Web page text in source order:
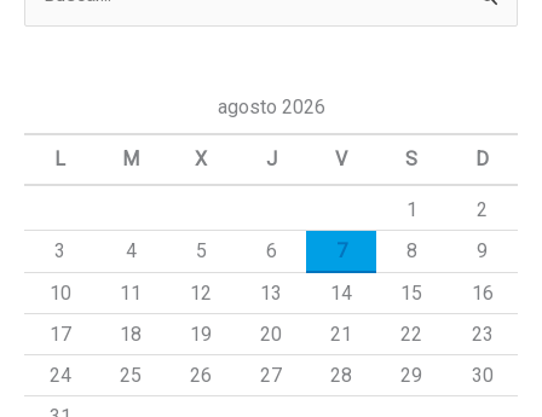
a
agosto 2026
L M X J V S D
1
2
3
4 5 6 7 8
9
10
11 12 13 14 15
16
17
18 19 20 21 22
23
24
25 26 27 28 29
30